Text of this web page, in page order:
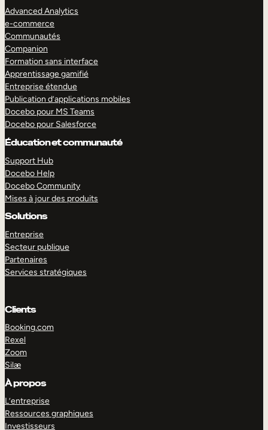
Advanced Analytics
e-commerce
Communautés
Companion
Formation sans interface
Apprentissage gamifié
Entreprise étendue
Publication d’applications mobiles
Docebo pour MS Teams
Docebo pour Salesforce
Éducation et communauté
Support Hub
Docebo Help
Docebo Community
Mises à jour des produits
Solutions
Entreprise
Secteur publique
Partenaires
Services stratégiques
Clients
Booking.com
Rexel
Zoom
Silæ
À propos
L’entreprise
Ressources graphiques
Investisseurs